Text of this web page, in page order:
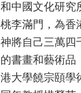
和中國文化研究
桃李滿門，為香
神將自己三萬四
的書畫和藝術品
港大學饒宗頤學